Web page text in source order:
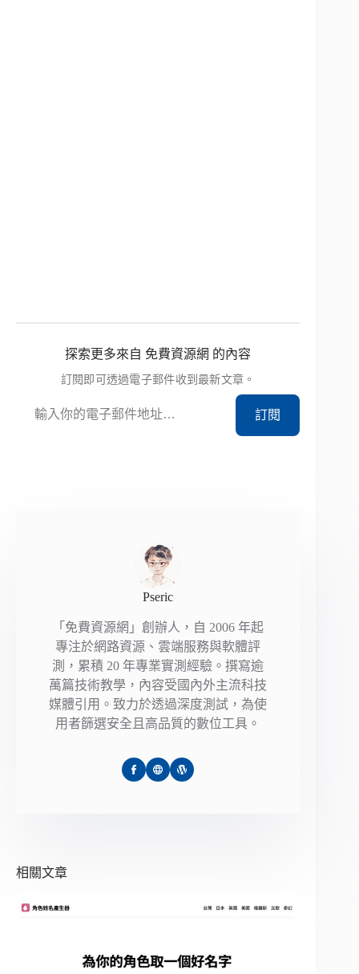
探索更多來自 免費資源網 的內容
訂閱即可透過電子郵件收到最新文章。
訂閱
Pseric
「免費資源網」創辦人，自 2006 年起
專注於網路資源、雲端服務與軟體評
測，累積 20 年專業實測經驗。撰寫逾
萬篇技術教學，內容受國內外主流科技
媒體引用。致力於透過深度測試，為使
用者篩選安全且高品質的數位工具。
相關文章